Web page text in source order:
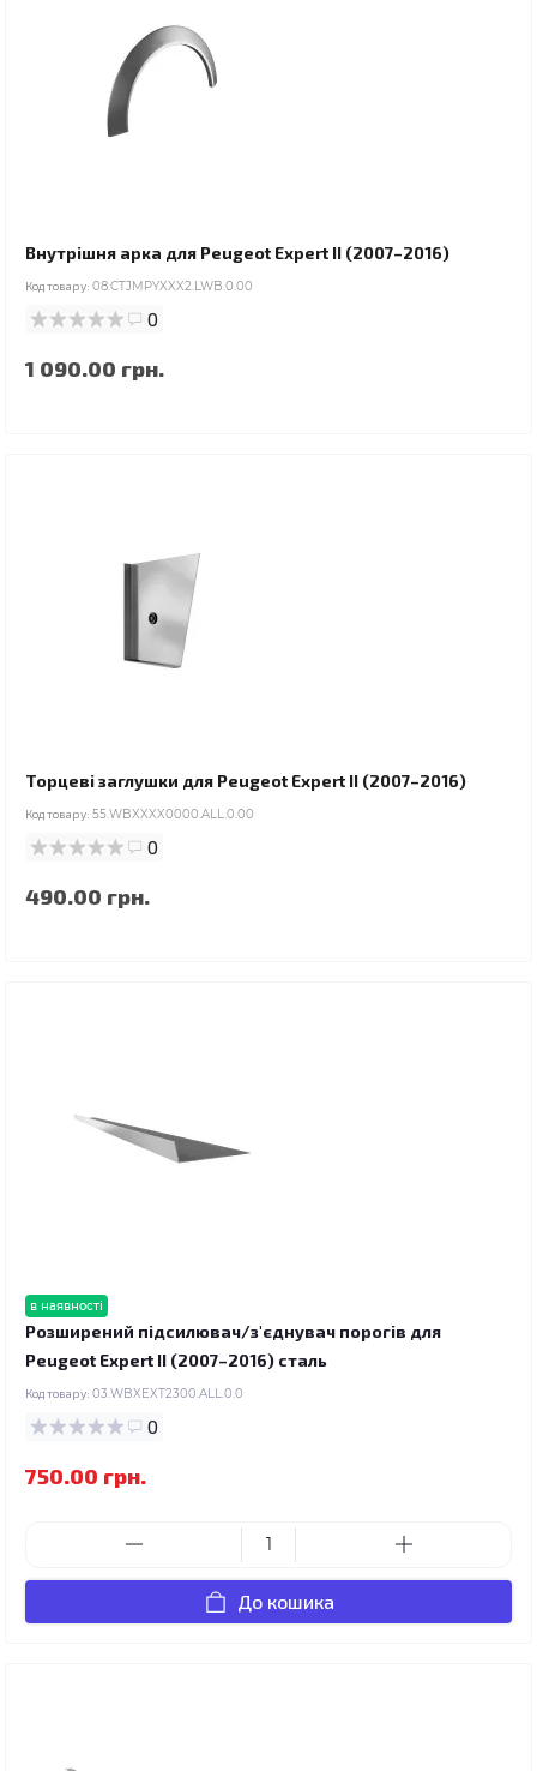
Внутрішня арка для Peugeot Expert II (2007–2016)
Код товару: 08.CTJMPYXXX2.LWB.0.00
0
1 090.00 грн.
Торцеві заглушки для Peugeot Expert II (2007–2016)
Код товару: 55.WBXXXX0000.ALL.0.00
0
490.00 грн.
в наявності
Розширений підсилювач/з'єднувач порогів для
Peugeot Expert II (2007–2016) сталь
Код товару: 03.WBXEXT2300.ALL.0.0
0
750.00 грн.
До кошика